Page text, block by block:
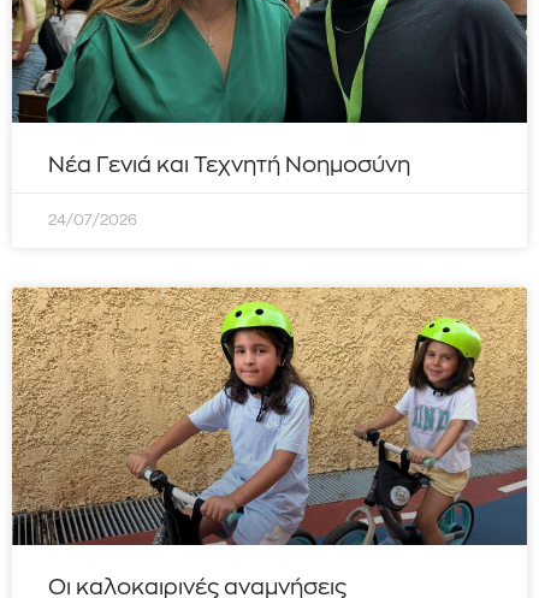
Νέα Γενιά και Τεχνητή Νοημοσύνη
24/07/2026
Οι καλοκαιρινές αναμνήσεις